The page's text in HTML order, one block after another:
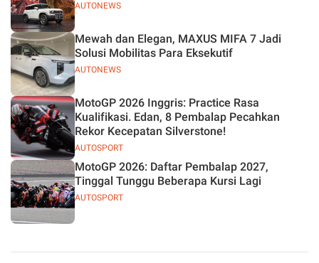
AUTONEWS
AUTONEWS
Mewah dan Elegan, MAXUS MIFA 7 Jadi
Solusi Mobilitas Para Eksekutif
AUTOSPORT
MotoGP 2026 Inggris: Practice Rasa
Kualifikasi. Edan, 8 Pembalap Pecahkan
Rekor Kecepatan Silverstone!
AUTOSPORT
MotoGP 2026: Daftar Pembalap 2027,
Tinggal Tunggu Beberapa Kursi Lagi